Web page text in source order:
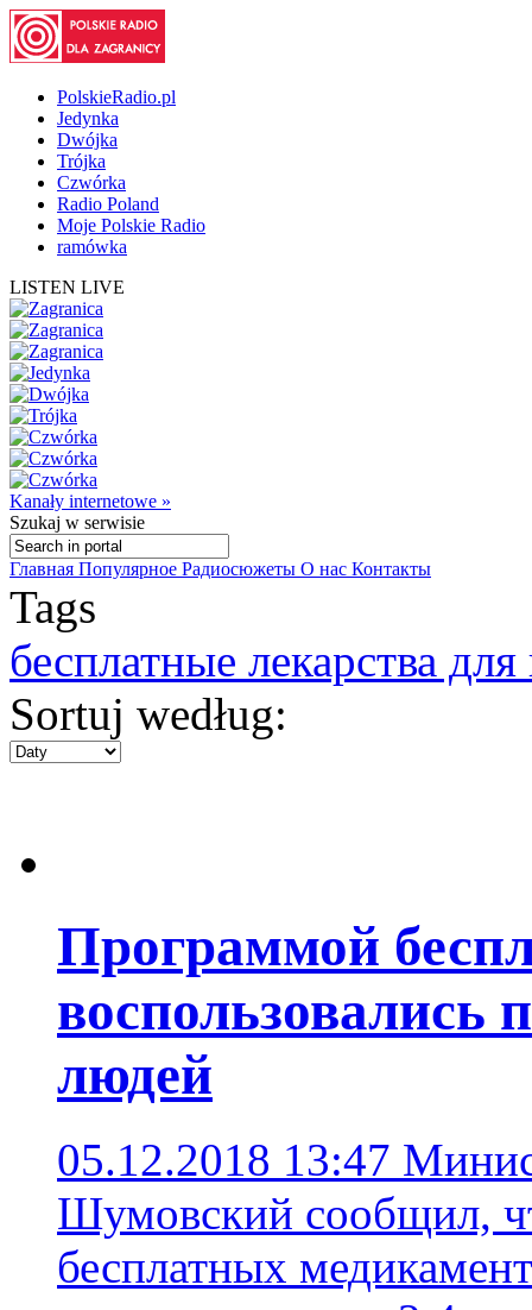
PolskieRadio.pl
Jedynka
Dwójka
Trójka
Czwórka
Radio Poland
Moje Polskie Radio
ramówka
LISTEN LIVE
Kanały internetowe »
Szukaj w serwisie
Главная Популярное Радиосюжеты О нас Контакты
Tags
бесплатные лекарства
Sortuj według:
Программой
людей
05.12.2018 13:47
Шумовский сообщил,
бесплатных